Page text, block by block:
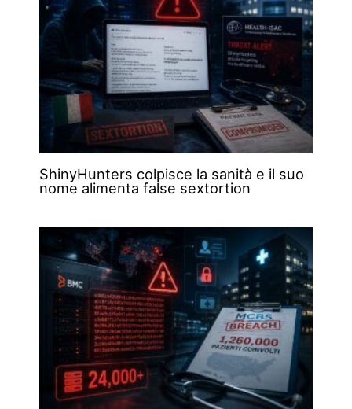
ShinyHunters colpisce la sanità e il suo
nome alimenta false sextortion